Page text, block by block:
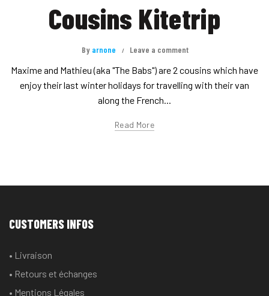
Cousins Kitetrip
By arnone Leave a comment
Maxime and Mathieu (aka "The Babs") are 2 cousins which have
enjoy their last winter holidays for travelling with their van
along the French...
Read More
CUSTOMERS INFOS
• Livraison
• Retours et échanges
• Mentions Légales